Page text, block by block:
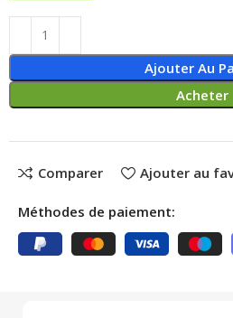
Ajouter Au
Acheter
Comparer Ajouter au
Méthodes de paiement: